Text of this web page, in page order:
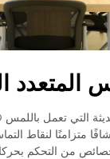
المتعدد
متزامنًا لنقاط
من التحكم